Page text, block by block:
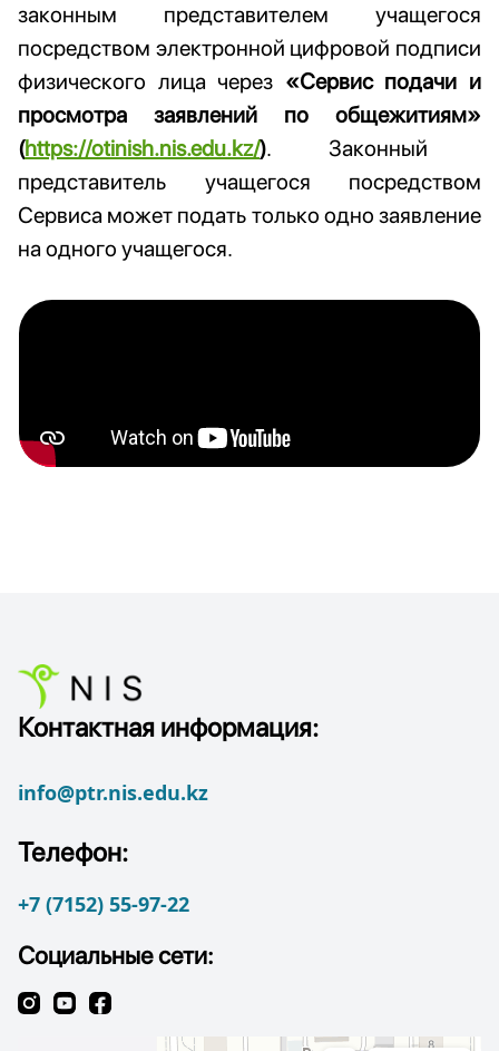
законным представителем учащегося
посредством электронной цифровой подписи
физического лица через «Сервис подачи и
просмотра заявлений по общежитиям»
(https://otinish.nis.edu.kz/). Законный
представитель учащегося посредством
Сервиса может подать только одно заявление
на одного учащегося.
Контактная информация:
info@ptr.nis.edu.kz
Телефон:
+7 (7152) 55-97-22
Социальные сети: